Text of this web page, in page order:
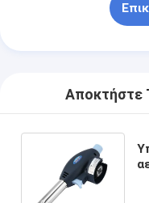
Αποκτήστε